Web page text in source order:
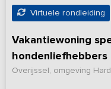
Virtuele rondleiding
Vakantiewoning
hondenliefhebbers
Overijssel, omgeving